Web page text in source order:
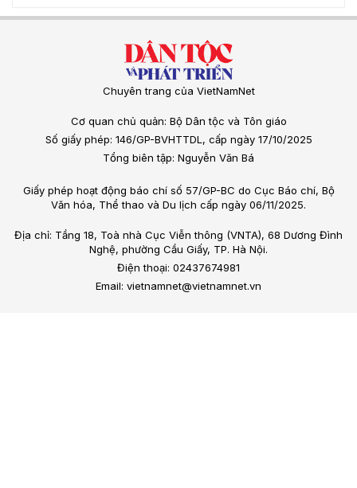
Chuyên trang của VietNamNet
Cơ quan chủ quản: Bộ Dân tộc và Tôn giáo
Số giấy phép: 146/GP-BVHTTDL, cấp ngày 17/10/2025
Tổng biên tập: Nguyễn Văn Bá
Giấy phép hoạt động báo chí số 57/GP-BC do Cục Báo chí, Bộ
Văn hóa, Thể thao và Du lịch cấp ngày 06/11/2025.
Địa chỉ: Tầng 18, Toà nhà Cục Viễn thông (VNTA), 68 Dương Đình
Nghệ, phường Cầu Giấy, TP. Hà Nội.
Điện thoại: 02437674981
Email: vietnamnet@vietnamnet.vn